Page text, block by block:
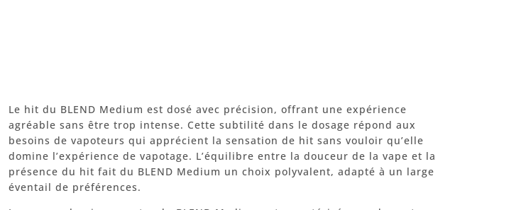
Le hit du BLEND Medium est dosé avec précision, offrant une expérience
agréable sans être trop intense. Cette subtilité dans le dosage répond aux
besoins de vapoteurs qui apprécient la sensation de hit sans vouloir qu’elle
domine l’expérience de vapotage. L’équilibre entre la douceur de la vape et la
présence du hit fait du BLEND Medium un choix polyvalent, adapté à un large
éventail de préférences.